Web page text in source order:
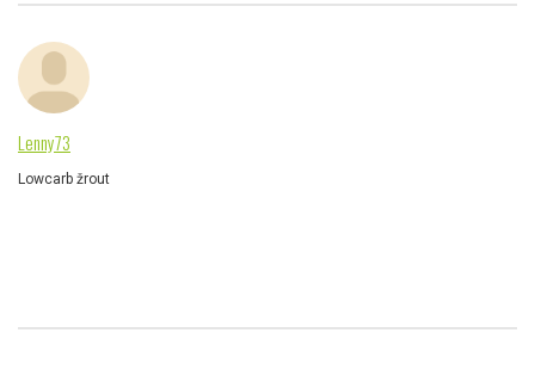
Lenny73
Lowcarb žrout